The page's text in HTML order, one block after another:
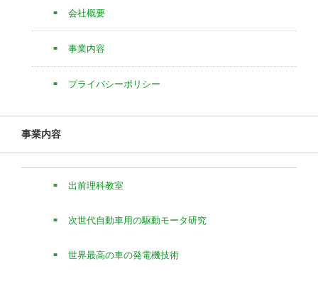
会社概要
事業内容
プライバシーポリシー
事業内容
出前理科教室
次世代自動車用の駆動モータ研究
世界最高の車の発電機技術